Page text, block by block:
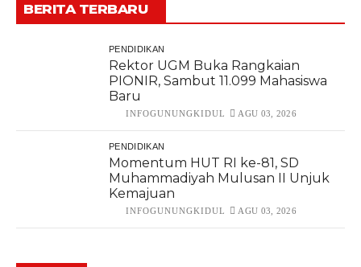
BERITA TERBARU
PENDIDIKAN
Rektor UGM Buka Rangkaian
PIONIR, Sambut 11.099 Mahasiswa
Baru
INFOGUNUNGKIDUL AGU 03, 2026
PENDIDIKAN
Momentum HUT RI ke-81, SD
Muhammadiyah Mulusan II Unjuk
Kemajuan
INFOGUNUNGKIDUL AGU 03, 2026